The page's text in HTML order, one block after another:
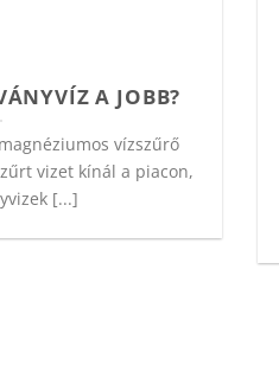
A JOBB?
vízszűrő
vizet kínál a piacon,
[...]